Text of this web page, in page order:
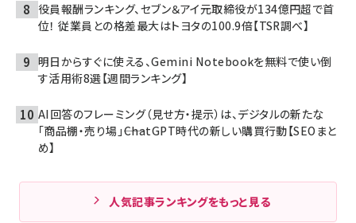
役員報酬ランキング、セブン＆アイ元取締役が134億円超で首
位！ 従業員との格差最大はトヨタの100.9倍【TSR調べ】
明日からすぐに使える、Gemini Notebookを無料で使い倒
す活用術8選【週間ランキング】
AI回答のフレーミング（見せ方・提示）は、デジタルの新たな
「商品棚・売り場」――ChatGPT時代の新しい購買行動【SEOまと
め】
人気記事ランキングをもっと見る